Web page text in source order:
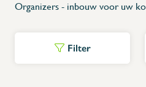
Organizers - inbouw voor uw
Filter